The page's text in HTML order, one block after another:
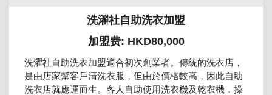
洗濯社自助洗衣加盟
加盟费: HKD80,000
洗濯社自助洗衣加盟適合初次創業者。傳統的洗衣店，
是由店家幫客戶清洗衣服，但由於價格較高，因此自助
洗衣店就應運而生。客人自助使用洗衣機及乾衣機，操